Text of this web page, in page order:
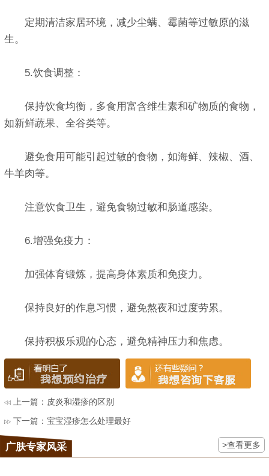
定期清洁家居环境，减少尘螨、霉菌等过敏原的滋
生。
5.饮食调整：
保持饮食均衡，多食用富含维生素和矿物质的食物，
如新鲜蔬果、全谷类等。
避免食用可能引起过敏的食物，如海鲜、辣椒、酒、
牛羊肉等。
注意饮食卫生，避免食物过敏和肠道感染。
6.增强免疫力：
加强体育锻炼，提高身体素质和免疫力。
保持良好的作息习惯，避免熬夜和过度劳累。
保持积极乐观的心态，避免精神压力和焦虑。
上一篇： 皮炎和湿疹的区别
下一篇：宝宝湿疹怎么处理最好
广肤专家风采 >查看更多